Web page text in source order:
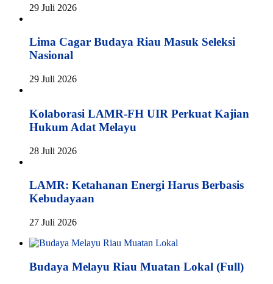
29 Juli 2026
Lima Cagar Budaya Riau Masuk Seleksi
Nasional
29 Juli 2026
Kolaborasi LAMR-FH UIR Perkuat Kajian
Hukum Adat Melayu
28 Juli 2026
LAMR: Ketahanan Energi Harus Berbasis
Kebudayaan
27 Juli 2026
Budaya Melayu Riau Muatan Lokal (Full)